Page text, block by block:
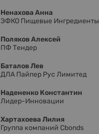
Ненахова Анна
ЭФКО Пищевые Ингредиенты
Поляков Алексей
ПФ Тендер
Баталов Лев
ДЛА Пайпер Рус Лимитед
Надененко Константин
Лидер-Инновации
Хартахоева Лилия
Группа компаний Cbonds